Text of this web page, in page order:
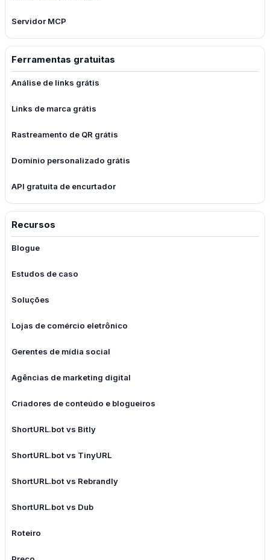
Servidor MCP
Ferramentas gratuitas
Análise de links grátis
Links de marca grátis
Rastreamento de QR grátis
Domínio personalizado grátis
API gratuita de encurtador
Recursos
Blogue
Estudos de caso
Soluções
Lojas de comércio eletrônico
Gerentes de mídia social
Agências de marketing digital
Criadores de conteúdo e blogueiros
ShortURL.bot vs Bitly
ShortURL.bot vs TinyURL
ShortURL.bot vs Rebrandly
ShortURL.bot vs Dub
Roteiro